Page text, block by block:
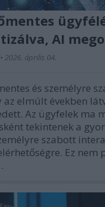
AI
• 2026. április 04.
és személyre
az elmúlt években
Az ügyfelek ma
tekintenek a
szabott
Ez nem